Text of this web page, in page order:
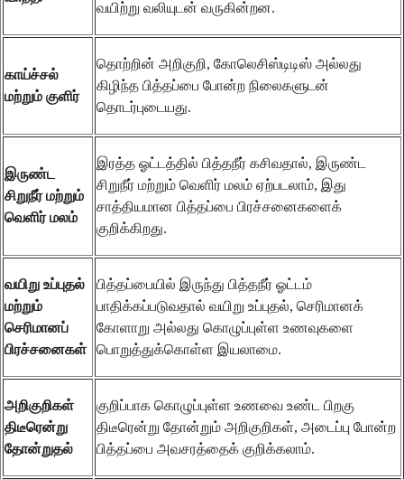
வயிற்று வலியுடன் வருகின்றன.
காய்ச்சல்
மற்றும் குளிர்
தொற்றின் அறிகுறி, கோலெசிஸ்டிடிஸ் அல்லது
கிழிந்த பித்தப்பை போன்ற நிலைகளுடன்
தொடர்புடையது.
இருண்ட
சிறுநீர் மற்றும்
வெளிர் மலம்
இரத்த ஓட்டத்தில் பித்தநீர் கசிவதால், இருண்ட
சிறுநீர் மற்றும் வெளிர் மலம் ஏற்படலாம், இது
சாத்தியமான பித்தப்பை பிரச்சனைகளைக்
குறிக்கிறது.
வயிறு உப்புதல்
மற்றும்
செரிமானப்
பிரச்சனைகள்
பித்தப்பையில் இருந்து பித்தநீர் ஓட்டம்
பாதிக்கப்படுவதால் வயிறு உப்புதல், செரிமானக்
கோளாறு அல்லது கொழுப்புள்ள உணவுகளை
பொறுத்துக்கொள்ள இயலாமை.
அறிகுறிகள்
திடீரென்று
தோன்றுதல்
குறிப்பாக கொழுப்புள்ள உணவை உண்ட பிறகு
திடீரென்று தோன்றும் அறிகுறிகள், அடைப்பு போன்ற
பித்தப்பை அவசரத்தைக் குறிக்கலாம்.